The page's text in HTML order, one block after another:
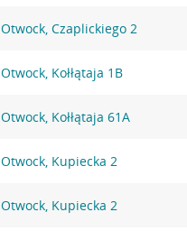
Otwock, Czaplickiego 2
Otwock, Kołłątaja 1B
Otwock, Kołłątaja 61A
Otwock, Kupiecka 2
Otwock, Kupiecka 2